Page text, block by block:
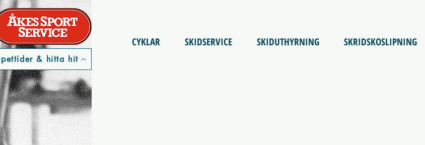
& hitta hit
CYKLAR SKIDSERVICE SKIDUTHYRNING SKRIDSKOSLIPNING